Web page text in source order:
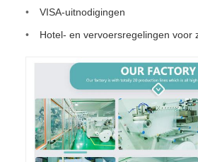
VISA-uitnodigingen
Hotel- en vervoersregelingen voor